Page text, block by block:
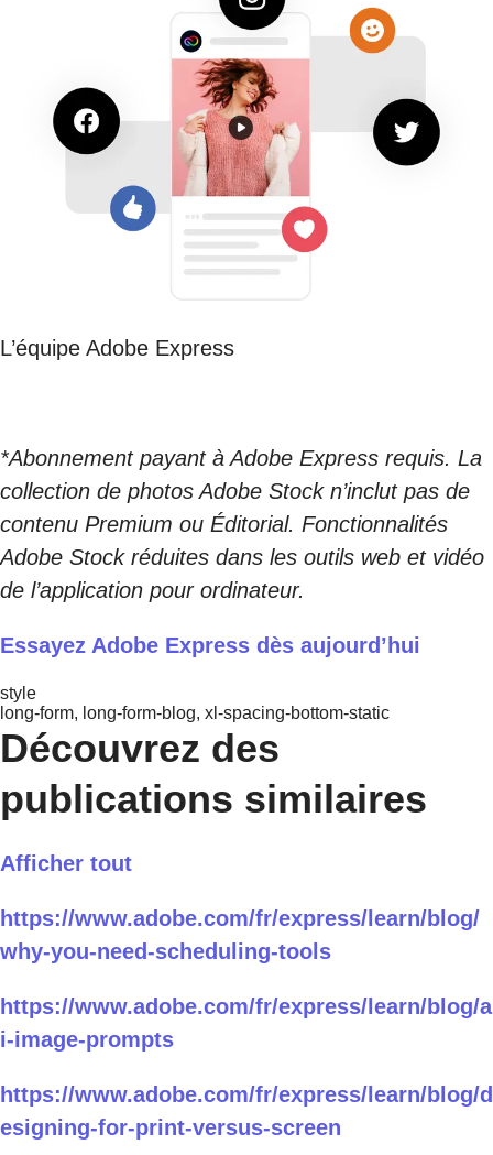
L’équipe Adobe Express
*Abonnement payant à Adobe Express requis. La
collection de photos Adobe Stock n’inclut pas de
contenu Premium ou Éditorial. Fonctionnalités
Adobe Stock réduites dans les outils web et vidéo
de l’application pour ordinateur.
Essayez Adobe Express dès aujourd’hui
style
long-form, long-form-blog, xl-spacing-bottom-static
Découvrez des
publications similaires
Afficher tout
https://www.adobe.com/fr/express/learn/blog/
why-you-need-scheduling-tools
https://www.adobe.com/fr/express/learn/blog/a
i-image-prompts
https://www.adobe.com/fr/express/learn/blog/d
esigning-for-print-versus-screen